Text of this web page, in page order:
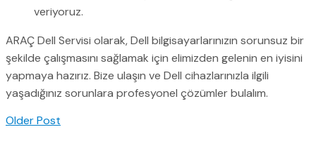
veriyoruz.
ARAÇ Dell Servisi olarak, Dell bilgisayarlarınızın sorunsuz bir
şekilde çalışmasını sağlamak için elimizden gelenin en iyisini
yapmaya hazırız. Bize ulaşın ve Dell cihazlarınızla ilgili
yaşadığınız sorunlara profesyonel çözümler bulalım.
Older Post